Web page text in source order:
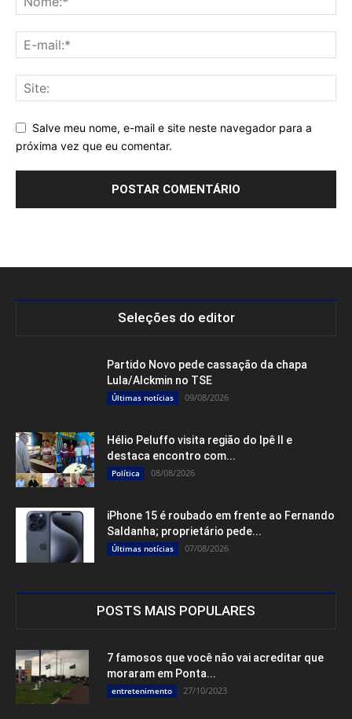
Salve meu nome, e-mail e site neste navegador para a
próxima vez que eu comentar.
Seleções do editor
Partido Novo pede cassação da chapa
Lula/Alckmin no TSE
Últimas notícias 09/08/2026
Hélio Peluffo visita região do Ipê II e
destaca encontro com...
Política 08/08/2026
iPhone 15 é roubado em frente ao Fernando
Saldanha; proprietário pede...
Últimas notícias 07/08/2026
POSTS MAIS POPULARES
7 famosos que você não vai acreditar que
moraram em Ponta...
entretenimento 27/10/2023